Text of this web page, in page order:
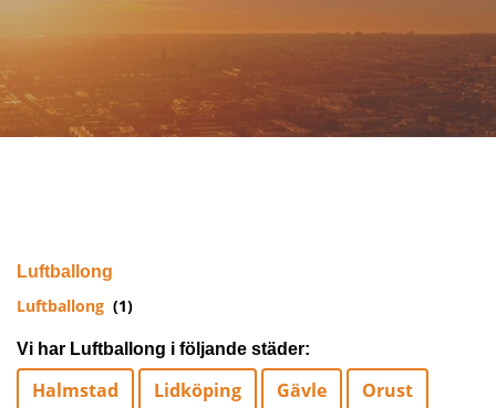
Luftballong
Luftballong (1)
Vi har Luftballong i följande städer:
Halmstad Lidköping Gävle Orust